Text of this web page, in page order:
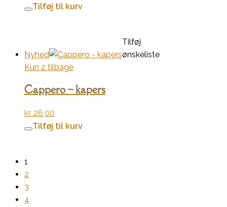
Tilføj til kurv
Nyhed
Tilføj
ønskeliste
Kun 2 tilbage
Cappero – kapers
kr. 26,00
Tilføj til kurv
1
2
3
4